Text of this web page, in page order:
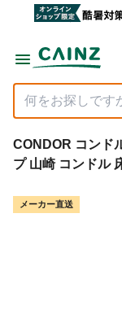
CONDOR コンド
プ 山崎 コンドル
メーカー直送